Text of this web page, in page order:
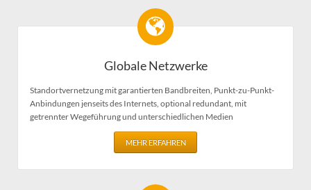
Globale Netzwerke
Standortvernetzung mit garantierten Bandbreiten, Punkt-zu-Punkt-
Anbindungen jenseits des Internets, optional redundant, mit
getrennter Wegeführung und unterschiedlichen Medien
MEHR ERFAHREN